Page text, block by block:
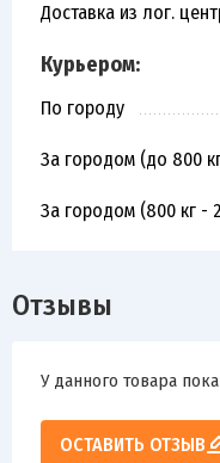
Доставка из лог.
Курьером:
По городу
За городом (до 800
За городом (800 кг -
Отзывы
У данного товара
ОСТАВИТЬ ОТЗЫВ